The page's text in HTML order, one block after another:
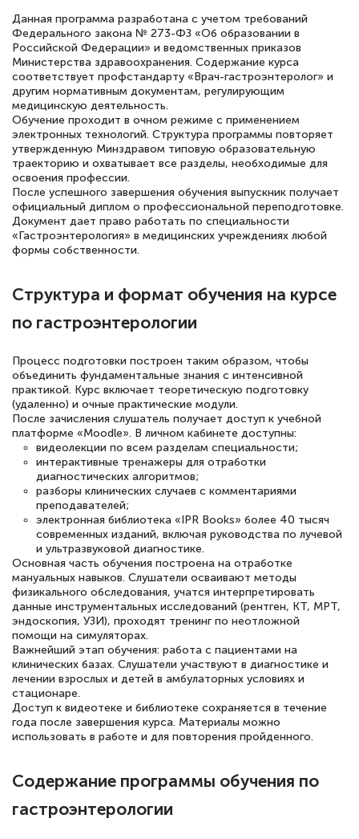
сдачи итоговой аттестации. Спасибо
Елена Кравченко
Знаток города 5 уровня
18 марта 2026
Выражаю благодарность за курс
повышения квалификации "Эксперт ЕГЭ по
русскому языку и литературе". Много
полезных материалов помогли
книги, методические рекомендации,
статьи. Времени на подготовку
аттестацию в школе. Спасибо!
Евгения Коротких
Знаток города 2 уровня
12 марта 2026
Спасибо большое Академии! Грамотное,
вежливое сопровождение! Всё чётко и
понятно! Проходила повышение
квалификации. Ещё раз - СПАСИБО!
Елена Петрикс
Знаток города 5 уровня
11 марта 2026
Всем добрый день! Я прошла курс
специальности «Тренер-преподаватель
по тяжелой атлетике»! Хочется
Данная программа разработана с учетом требований
Федерального закона № 273-ФЗ «Об образовании в
Российской Федерации» и ведомственных приказов
Министерства здравоохранения. Содержание курса
соответствует профстандарту «Врач-гастроэнтеролог» и
другим нормативным документам, регулирующим
медицинскую деятельность.
Обучение проходит в очном режиме с применением
электронных технологий. Структура программы повторяет
утвержденную Минздравом типовую образовательную
траекторию и охватывает все разделы, необходимые для
освоения профессии.
После успешного завершения обучения выпускник получает
официальный диплом о профессиональной переподготовке.
Документ дает право работать по специальности
«Гастроэнтерология» в медицинских учреждениях любой
формы собственности.
Структура и формат обучения на курсе
по гастроэнтерологии
Процесс подготовки построен таким образом, чтобы
объединить фундаментальные знания с интенсивной
практикой. Курс включает теоретическую подготовку
(удаленно) и очные практические модули.
После зачисления слушатель получает доступ к учебной
платформе «Moodle». В личном кабинете доступны:
видеолекции по всем разделам специальности;
интерактивные тренажеры для отработки
диагностических алгоритмов;
разборы клинических случаев с комментариями
преподавателей;
электронная библиотека «IPR Books» более 40 тысяч
современных изданий, включая руководства по лучевой
и ультразвуковой диагностике.
Основная часть обучения построена на отработке
мануальных навыков. Слушатели осваивают методы
физикального обследования, учатся интерпретировать
данные инструментальных исследований (рентген, КТ, МРТ,
эндоскопия, УЗИ), проходят тренинг по неотложной
помощи на симуляторах.
Важнейший этап обучения: работа с пациентами на
клинических базах. Слушатели участвуют в диагностике и
лечении взрослых и детей в амбулаторных условиях и
стационаре.
Доступ к видеотеке и библиотеке сохраняется в течение
года после завершения курса. Материалы можно
использовать в работе и для повторения пройденного.
Содержание программы обучения по
гастроэнтерологии